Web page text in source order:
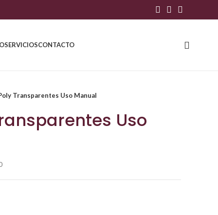
SERVICIOSCONTACTO
Transparentes Uso Manual
Uso